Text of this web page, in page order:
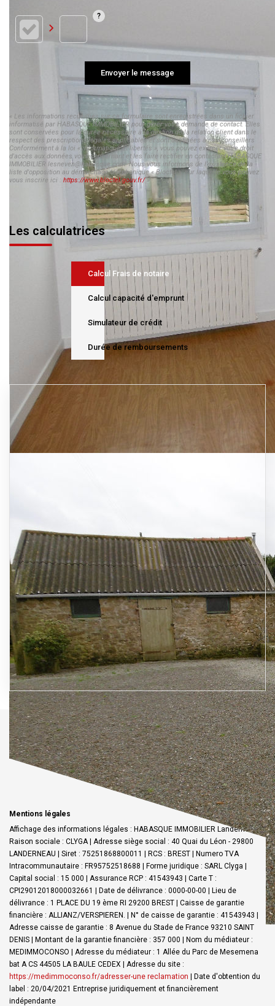
Envoyer le message
« Les informations recueillies sur ce formulaire sont enregistrées dans un fichier
informatisé par HABASQUE IMMOBILIER pour gérer votre demande de contact. Elles
sont conservées pour la durée nécessaire à la gestion de la relation client dans le
respect des prescriptions légales applicables et sont destinées à nos conseillers
Conformément à la loi « informatique et libertés », vous pouvez exercer votre droit
d'accès aux données vous concernant et les faire rectifier en contactant HABASQUE
IMMOBILIER lesneven@habasque.com. Nous vous informons de l'existence de la
liste d'opposition au démarchage téléphonique « Bloctel », sur laquelle vous pouvez
vous inscrire ici : https://www.bloctel.gouv.fr/»
Les calculatrices
Calcul Frais de notaire
Calcul capacité d'emprunt
Simulateur de crédit
Durée de remboursements
Mentions légales
Affichage des informations légales : HABASQUE IMMOBILIER Landerneau |
Raison sociale : CLYGA | Adresse siège social : 40 Quai du Léon - 29800
LANDERNEAU | Siret : 75251868800011 | RCS : BREST | Numero TVA
Intracommunautaire : FR95752518688 | Forme juridique : SARL Clyga |
Capital social : 15 000 | Assurance RCP : 41543943 | Carte T :
CPI29012018000032661 | Date de délivrance : 0000-00-00 | Lieu de
délivrance : 1 PLACE DU 19 ème RI 29200 BREST | Caisse de garantie
financière : ALLIANZ/VERSPIEREN. | N° de caisse de garantie : 41543943 |
Adresse caisse de garantie : 8 Avenue du Stade de France 93210 SAINT
DENIS | Montant de la garantie financière : 357 000 | Nom du médiateur :
MEDIMMOCONSO | Adresse du médiateur : 1 Allée du Parc de Mesemena
bat A CS 44505 LA BAULE CEDEX | Adresse du site :
https://medimmoconso.fr/adresser-une reclamation | Date d'obtention du
label : 20/04/2021 Entreprise juridiquement et financièrement
indépendante